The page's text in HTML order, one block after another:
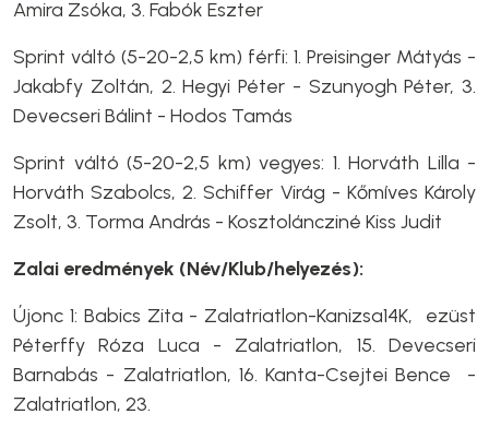
Amira Zsóka, 3. Fabók Eszter
Sprint váltó (5-20-2,5 km) férfi: 1. Preisinger Mátyás -
Jakabfy Zoltán, 2. Hegyi Péter - Szunyogh Péter, 3.
Devecseri Bálint - Hodos Tamás
Sprint váltó (5-20-2,5 km) vegyes: 1. Horváth Lilla -
Horváth Szabolcs, 2. Schiffer Virág - Kőmíves Károly
Zsolt, 3. Torma András - Kosztoláncziné Kiss Judit
Zalai eredmények (Név/Klub/helyezés):
Újonc 1: Babics Zita - Zalatriatlon-Kanizsa14K, ezüst
Péterffy Róza Luca - Zalatriatlon, 15. Devecseri
Barnabás - Zalatriatlon, 16. Kanta-Csejtei Bence -
Zalatriatlon, 23.